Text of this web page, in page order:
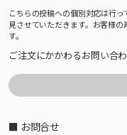
こちらの投稿への個別対応は行
見させていただきます。お客様
す。
ご注文にかかわるお問い合
■ お問合せ